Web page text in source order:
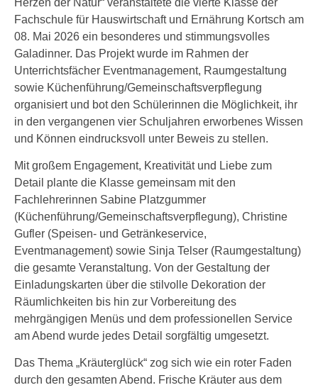
Herzen der Natur“ veranstaltete die vierte Klasse der
Fachschule für Hauswirtschaft und Ernährung Kortsch am
08. Mai 2026 ein besonderes und stimmungsvolles
Galadinner. Das Projekt wurde im Rahmen der
Unterrichtsfächer Eventmanagement, Raumgestaltung
sowie Küchenführung/Gemeinschaftsverpflegung
organisiert und bot den Schülerinnen die Möglichkeit, ihr
in den vergangenen vier Schuljahren erworbenes Wissen
und Können eindrucksvoll unter Beweis zu stellen.
Mit großem Engagement, Kreativität und Liebe zum
Detail plante die Klasse gemeinsam mit den
Fachlehrerinnen Sabine Platzgummer
(Küchenführung/Gemeinschaftsverpflegung), Christine
Gufler (Speisen- und Getränkeservice,
Eventmanagement) sowie Sinja Telser (Raumgestaltung)
die gesamte Veranstaltung. Von der Gestaltung der
Einladungskarten über die stilvolle Dekoration der
Räumlichkeiten bis hin zur Vorbereitung des
mehrgängigen Menüs und dem professionellen Service
am Abend wurde jedes Detail sorgfältig umgesetzt.
Das Thema „Kräuterglück“ zog sich wie ein roter Faden
durch den gesamten Abend. Frische Kräuter aus dem